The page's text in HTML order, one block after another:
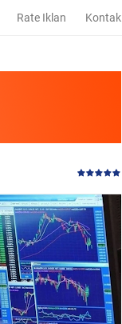
Rate Iklan Kontak